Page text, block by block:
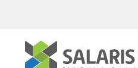
inhoud